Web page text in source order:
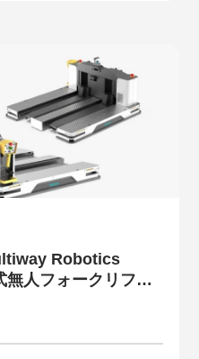
Robotics
無人フォークリフ